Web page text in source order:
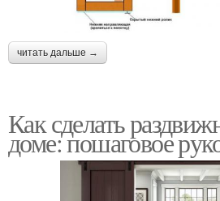
читать дальше →
Как сделать
доме: пошаговое